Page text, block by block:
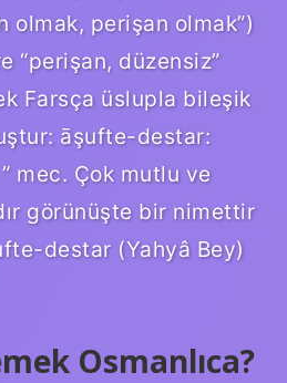
olmak, perişan olmak”)
“perişan, düzensiz”
Farsça üslupla bileşik
āşufte-destar:
” mec. Çok mutlu ve
görünüşte bir nimettir
destar (Yahyâ Bey)
Osmanlıca?